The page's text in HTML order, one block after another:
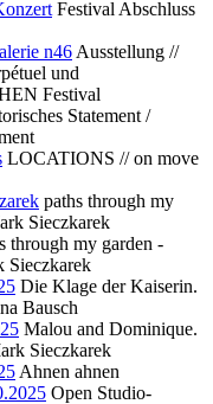
Festival Abschluss
n46 Ausstellung //
und
Festival
Statement /
LOCATIONS // on move
paths through my
Sieczkarek
through my garden -
Sieczkarek
Die Klage der Kaiserin.
Bausch
Malou and Dominique.
Sieczkarek
Ahnen ahnen
Open Studio-